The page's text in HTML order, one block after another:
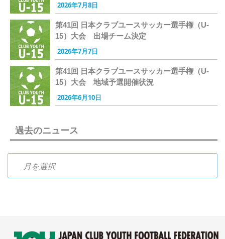
2026年7月8日
第41回 日本クラブユースサッカー選手権（U-
15）大会 出場チーム決定
2026年7月7日
第41回 日本クラブユースサッカー選手権（U-
15）大会 地域予選開催状況
2026年6月10日
過去のニュース